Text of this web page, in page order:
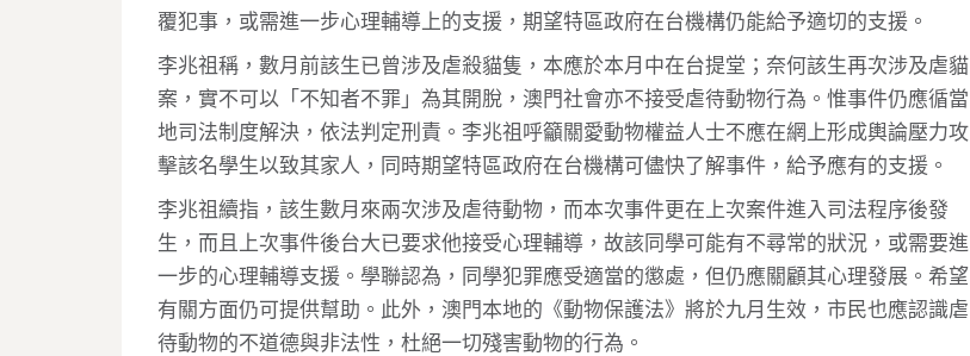
覆犯事，或需進一步心理輔導上的支援，期望特區政府在台機構仍能給予適切的支援。
李兆祖稱，數月前該生已曾涉及虐殺貓隻，本應於本月中在台提堂；奈何該生再次涉及虐貓
案，實不可以「不知者不罪」為其開脫，澳門社會亦不接受虐待動物行為。惟事件仍應循當
地司法制度解決，依法判定刑責。李兆祖呼籲關愛動物權益人士不應在網上形成輿論壓力攻
擊該名學生以致其家人，同時期望特區政府在台機構可儘快了解事件，給予應有的支援。
李兆祖續指，該生數月來兩次涉及虐待動物，而本次事件更在上次案件進入司法程序後發
生，而且上次事件後台大已要求他接受心理輔導，故該同學可能有不尋常的狀況，或需要進
一步的心理輔導支援。學聯認為，同學犯罪應受適當的懲處，但仍應關顧其心理發展。希望
有關方面仍可提供幫助。此外，澳門本地的《動物保護法》將於九月生效，市民也應認識虐
待動物的不道德與非法性，杜絕一切殘害動物的行為。